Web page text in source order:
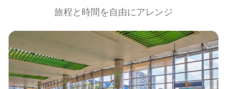
旅程と時間を自由にアレンジ